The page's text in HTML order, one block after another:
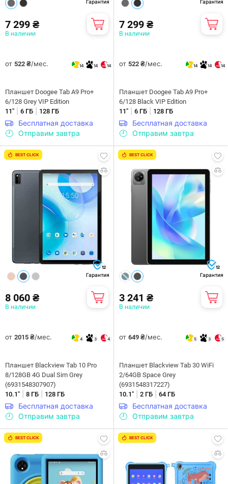
Гарантия
7 299 ₴
В наличии
от 522 ₴/мес. 14 14 14
Планшет Doogee Tab A9 Pro+
6/128 Grey VIP Edition
11"
6 ГБ 128 ГБ
Бесплатная доставка
Отправим завтра
Гарантия
7 299 ₴
В наличии
от 522 ₴/мес. 14 14 14
Планшет Doogee Tab A9 Pro+
6/128 Black VIP Edition
11"
6 ГБ 128 ГБ
Бесплатная доставка
Отправим завтра
BEST CLICK
12
Гарантия
8 060 ₴
В наличии
от 2015 ₴/мес. 4 3 4
Планшет Blackview Tab 10 Pro
8/128GB 4G Dual Sim Grey
(6931548307907)
10.1"
8 ГБ 128 ГБ
Бесплатная доставка
Отправим завтра
BEST CLICK
12
Гарантия
3 241 ₴
В наличии
от 649 ₴/мес. 5 3 5
Планшет Blackview Tab 30 WiFi
2/64GB Space Grey
(6931548317227)
10.1"
2 ГБ 64 ГБ
Бесплатная доставка
Отправим завтра
BEST CLICK BEST CLICK